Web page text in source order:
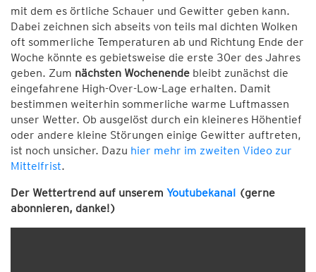
mit dem es örtliche Schauer und Gewitter geben kann.
Dabei zeichnen sich abseits von teils mal dichten Wolken
oft sommerliche Temperaturen ab und Richtung Ende der
Woche könnte es gebietsweise die erste 30er des Jahres
geben. Zum nächsten Wochenende bleibt zunächst die
eingefahrene High-Over-Low-Lage erhalten. Damit
bestimmen weiterhin sommerliche warme Luftmassen
unser Wetter. Ob ausgelöst durch ein kleineres Höhentief
oder andere kleine Störungen einige Gewitter auftreten,
ist noch unsicher. Dazu hier mehr im zweiten Video zur
Mittelfrist.
Der Wettertrend auf unserem Youtubekanal (gerne
abonnieren, danke!)